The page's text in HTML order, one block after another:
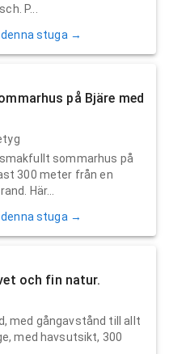
P...
stuga →
på Bjäre med
sommarhus på
300 meter från en
Här...
stuga →
och fin natur.
med gångavstånd till allt
med havsutsikt, 300